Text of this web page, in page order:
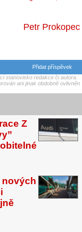
Petr Prokopec
Přidat příspěvek
stanovisko redakce či autora.
ani jinak obdobně ovlivněn
Z
nových